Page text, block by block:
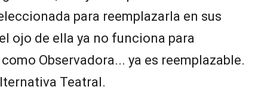
para reemplazarla en sus
ojo de ella ya no funciona para
Observadora... ya es reemplazable.
Teatral.